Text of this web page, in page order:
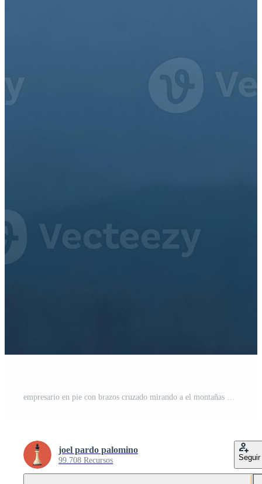
empresario en pie con brazos cruzado mirando a el montañas Foto Pro
joel pardo palomino
99.708 Recursos Seguir